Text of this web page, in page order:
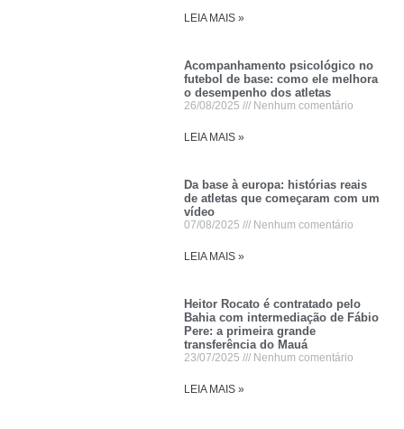
LEIA MAIS »
Acompanhamento psicológico no
futebol de base: como ele melhora
o desempenho dos atletas
26/08/2025 Nenhum comentário
LEIA MAIS »
Da base à europa: histórias reais
de atletas que começaram com um
vídeo
07/08/2025 Nenhum comentário
LEIA MAIS »
Heitor Rocato é contratado pelo
Bahia com intermediação de Fábio
Pere: a primeira grande
transferência do Mauá
23/07/2025 Nenhum comentário
LEIA MAIS »